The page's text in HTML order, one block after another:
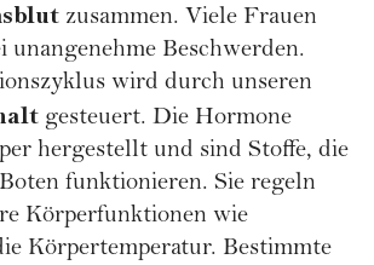
zusammen. Viele Frauen
unangenehme Beschwerden.
wird durch unseren
gesteuert. Die Hormone
hergestellt und sind Stoffe, die
funktionieren. Sie regeln
Körperfunktionen wie
Körpertemperatur. Bestimmte